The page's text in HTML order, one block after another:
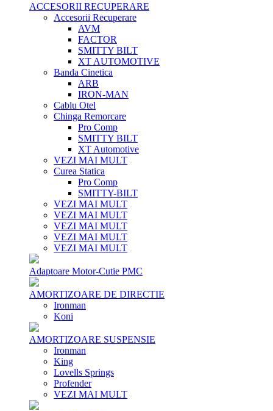
ACCESORII RECUPERARE
Accesorii Recuperare
AVM
FACTOR
SMITTY BILT
XT AUTOMOTIVE
Banda Cinetica
ARB
IRON-MAN
Cablu Otel
Chinga Remorcare
Pro Comp
SMITTY BILT
XT Automotive
VEZI MAI MULT
Curea Statica
Pro Comp
SMITTY-BILT
VEZI MAI MULT
VEZI MAI MULT
VEZI MAI MULT
VEZI MAI MULT
VEZI MAI MULT
Adaptoare Motor-Cutie PMC
AMORTIZOARE DE DIRECTIE
Ironman
Koni
AMORTIZOARE SUSPENSIE
Ironman
King
Lovells Springs
Profender
VEZI MAI MULT